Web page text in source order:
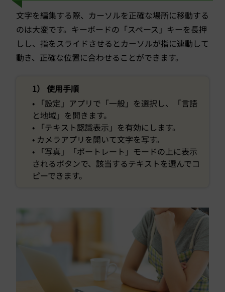
文字を編集する際、カーソルを正確な場所に移動する
のは大変です。キーボードの「スペース」キーを長押
しし、指をスライドさせるとカーソルが指に連動して
動き、正確な位置に合わせることができます。
1） 使用手順
• 「設定」アプリで「一般」を選択し、「言語
と地域」を開きます。
• 「テキスト認識表示」を有効にします。
• カメラアプリを開いて文字を写す。
• 「写真」「ポートレート」モードの上に表示
されるボタンで、該当するテキストを選んでコ
ピーできます。